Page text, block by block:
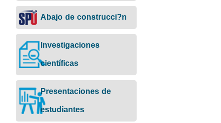
Abajo de construcci?n
Investigaciones
científicas
Presentaciones de
estudiantes